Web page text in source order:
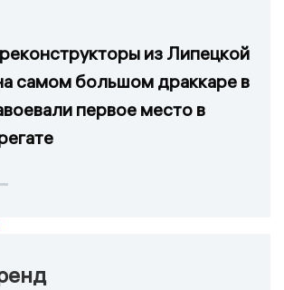
реконструкторы из Липецкой
самом большом драккаре в
первое место в